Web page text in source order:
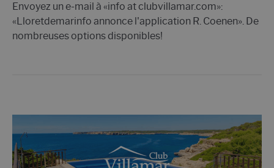
Envoyez un e-mail à «info at clubvillamar.com»:
«Lloretdemarinfo annonce l'application R. Coenen». De
nombreuses options disponibles!